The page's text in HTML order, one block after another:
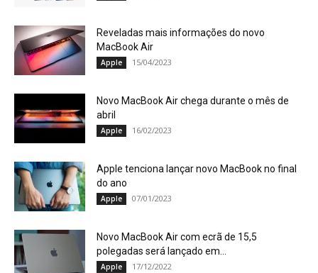
Reveladas mais informações do novo
MacBook Air
Apple 15/04/2023
Novo MacBook Air chega durante o mês de
abril
Apple 16/02/2023
Apple tenciona lançar novo MacBook no final
do ano
Apple 07/01/2023
Novo MacBook Air com ecrã de 15,5
polegadas será lançado em...
Apple 17/12/2022